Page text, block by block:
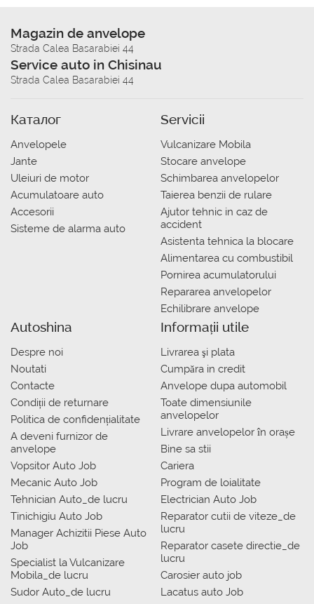
Magazin de anvelope
Strada Calea Basarabiei 44
Service auto in Chisinau
Strada Calea Basarabiei 44
Каталог
Anvelopele
Jante
Uleiuri de motor
Acumulatoare auto
Accesorii
Sisteme de alarma auto
Servicii
Vulcanizare Mobila
Stocare anvelope
Schimbarea anvelopelor
Taierea benzii de rulare
Ajutor tehnic in caz de
accident
Asistenta tehnica la blocare
Alimentarea cu combustibil
Pornirea acumulatorului
Repararea anvelopelor
Echilibrare anvelope
Autoshina
Despre noi
Noutati
Contacte
Condiții de returnare
Politica de confidențialitate
A deveni furnizor de
anvelope
Vopsitor Auto Job
Mecanic Auto Job
Tehnician Auto_de lucru
Tinichigiu Auto Job
Manager Achizitii Piese Auto
Job
Specialist la Vulcanizare
Mobila_de lucru
Sudor Auto_de lucru
Informații utile
Livrarea şi plata
Сumpăra in credit
Anvelope dupa automobil
Toate dimensiunile
anvelopelor
Livrare anvelopelor în orașe
Bine sa stii
Cariera
Program de loialitate
Electrician Auto Job
Reparator cutii de viteze_de
lucru
Reparator casete directie_de
lucru
Carosier auto job
Lacatus auto Job